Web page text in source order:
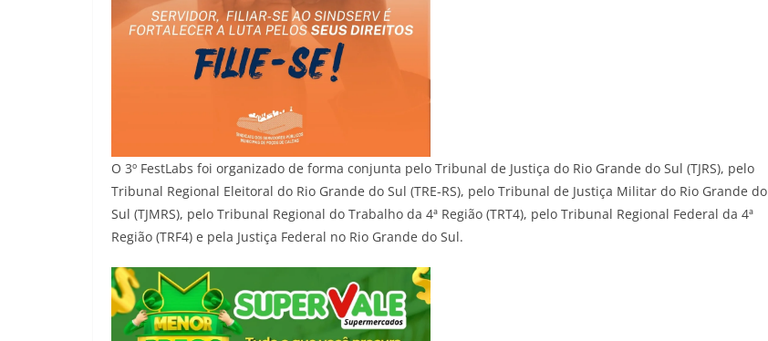
O 3º FestLabs foi organizado de forma conjunta pelo Tribunal de Justiça do Rio Grande do Sul (TJRS), pelo
Tribunal Regional Eleitoral do Rio Grande do Sul (TRE-RS), pelo Tribunal de Justiça Militar do Rio Grande do
Sul (TJMRS), pelo Tribunal Regional do Trabalho da 4ª Região (TRT4), pelo Tribunal Regional Federal da 4ª
Região (TRF4) e pela Justiça Federal no Rio Grande do Sul.